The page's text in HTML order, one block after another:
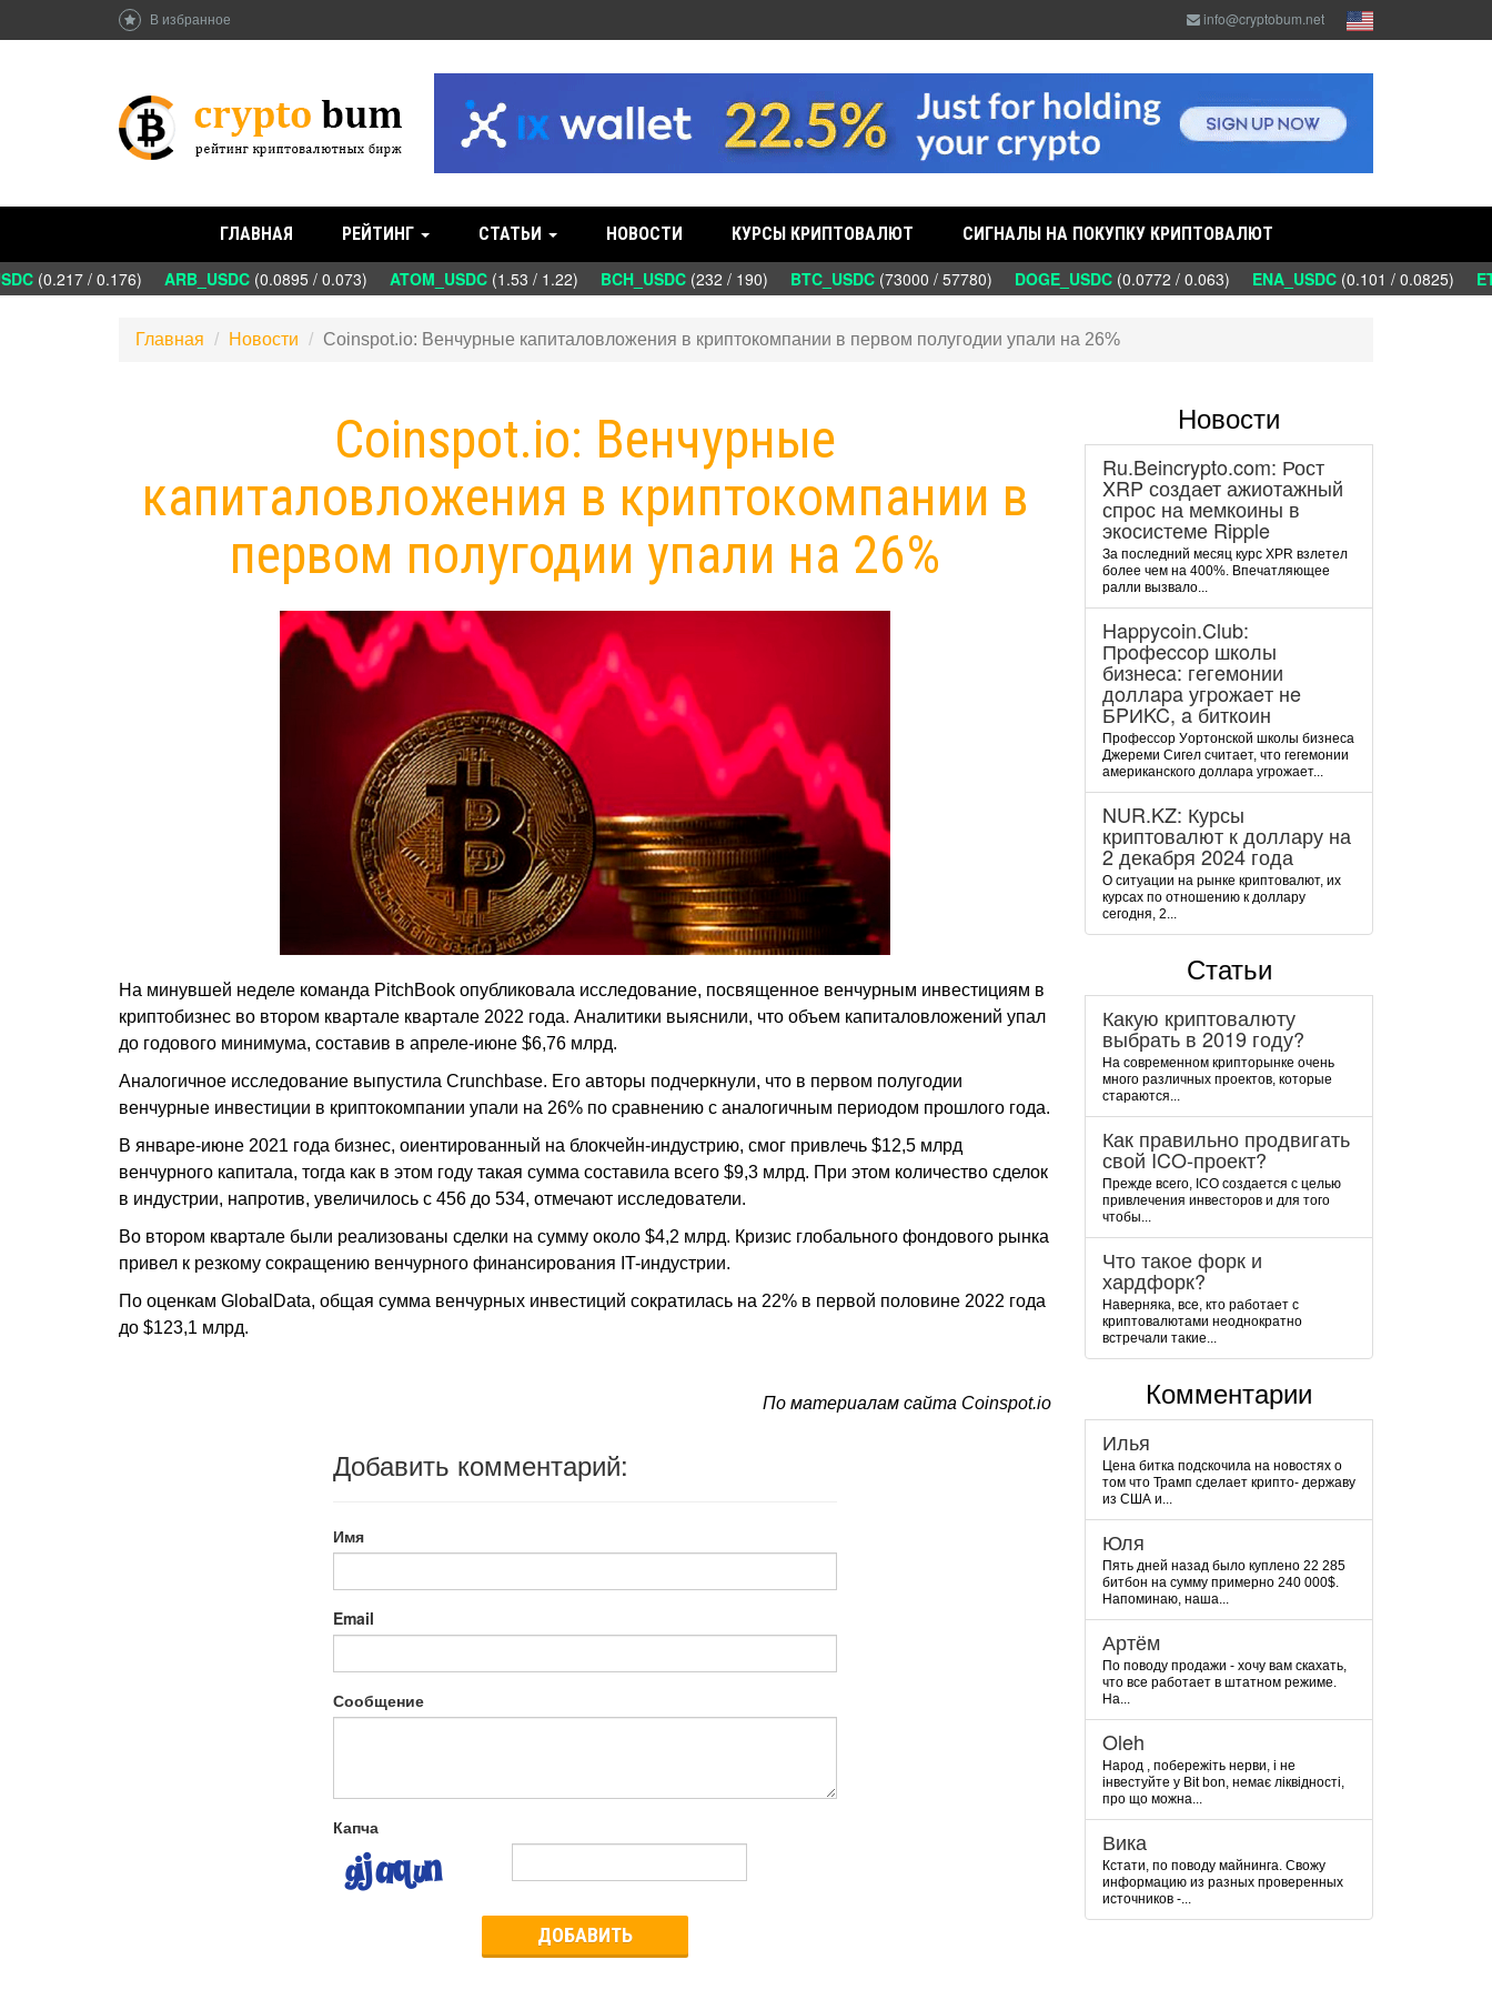
В избранное info@cryptobum.net
ГЛАВНАЯ РЕЙТИНГ СТАТЬИ НОВОСТИ КУРСЫ КРИПТОВАЛЮТ СИГНАЛЫ НА ПОКУПКУ КРИПТОВАЛЮТ
(0.217 / 0.176) ARB_USDC(0.0895 / 0.073) ATOM_USDC(1.53 / 1.22) BCH_USDC(232 / 190) BTC_USDC(73000 / 57780) DOGE_USDC(0.0772 / 0.063) ENA_USDC(0.101 / 0.0825)
Главная Новости Coinspot.io: Венчурные капиталовложения в криптокомпании в первом полугодии упали на 26%
Coinspot.io: Венчурные
капиталовложения в криптокомпании в
первом полугодии упали на 26%
На минувшей неделе команда PitchBook опубликовала исследование, посвященное венчурным инвестициям в
криптобизнес во втором квартале квартале 2022 года. Аналитики выяснили, что объем капиталовложений упал
до годового минимума, составив в апреле-июне $6,76 млрд.
Аналогичное исследование выпустила Crunchbase. Его авторы подчеркнули, что в первом полугодии
венчурные инвестиции в криптокомпании упали на 26% по сравнению с аналогичным периодом прошлого года.
В январе-июне 2021 года бизнес, оиентированный на блокчейн-индустрию, смог привлечь $12,5 млрд
венчурного капитала, тогда как в этом году такая сумма составила всего $9,3 млрд. При этом количество сделок
в индустрии, напротив, увеличилось с 456 до 534, отмечают исследователи.
Во втором квартале были реализованы сделки на сумму около $4,2 млрд. Кризис глобального фондового рынка
привел к резкому сокращению венчурного финансирования IT-индустрии.
По оценкам GlobalData, общая сумма венчурных инвестиций сократилась на 22% в первой половине 2022 года
до $123,1 млрд.
По материалам сайта Coinspot.io
Добавить комментарий:
Имя
Email
Сообщение
Капча
ДОБАВИТЬ
Новости
Ru.Beincrypto.com: Рост
XRP создает ажиотажный
спрос на мемкоины в
экосистеме Ripple
За последний месяц курс XPR взлетел
более чем на 400%. Впечатляющее
ралли вызвало...
Happycoin.Club:
Пpoфeccop шкoлы
бизнeca: гeгeмoнии
дoллapa угpoжaeт нe
БPИKC, a биткoин
Пpoфeccop Уopтoнcкoй шкoлы бизнeca
Джepeми Cигeл cчитaeт, чтo гeгeмoнии
aмepикaнcкoгo дoллapa угpoжaeт...
NUR.KZ: Курсы
криптовалют к доллару на
2 декабря 2024 года
О ситуации на рынке криптовалют, их
курсах по отношению к доллару
сегодня, 2...
Статьи
Какую криптовалюту
выбрать в 2019 году?
На современном крипторынке очень
много различных проектов, которые
стараются...
Как правильно продвигать
свой ICO-проект?
Прежде всего, ICO создается с целью
привлечения инвесторов и для того
чтобы...
Что такое форк и
хардфорк?
Наверняка, все, кто работает с
криптовалютами неоднократно
встречали такие...
Комментарии
Илья
Цена битка подскочила на новостях о
том что Трамп сделает крипто- державу
из США и...
Юля
Пять дней назад было куплено 22 285
битбон на сумму примерно 240 000$.
Напоминаю, наша...
Артём
По поводу продажи - хочу вам скахать,
что все работает в штатном режиме.
На...
Oleh
Народ , побережіть нерви, і не
інвестуйте у Bit bon, немає ліквідності,
про що можна...
Вика
Кстати, по поводу майнинга. Свожу
информацию из разных проверенных
источников -...